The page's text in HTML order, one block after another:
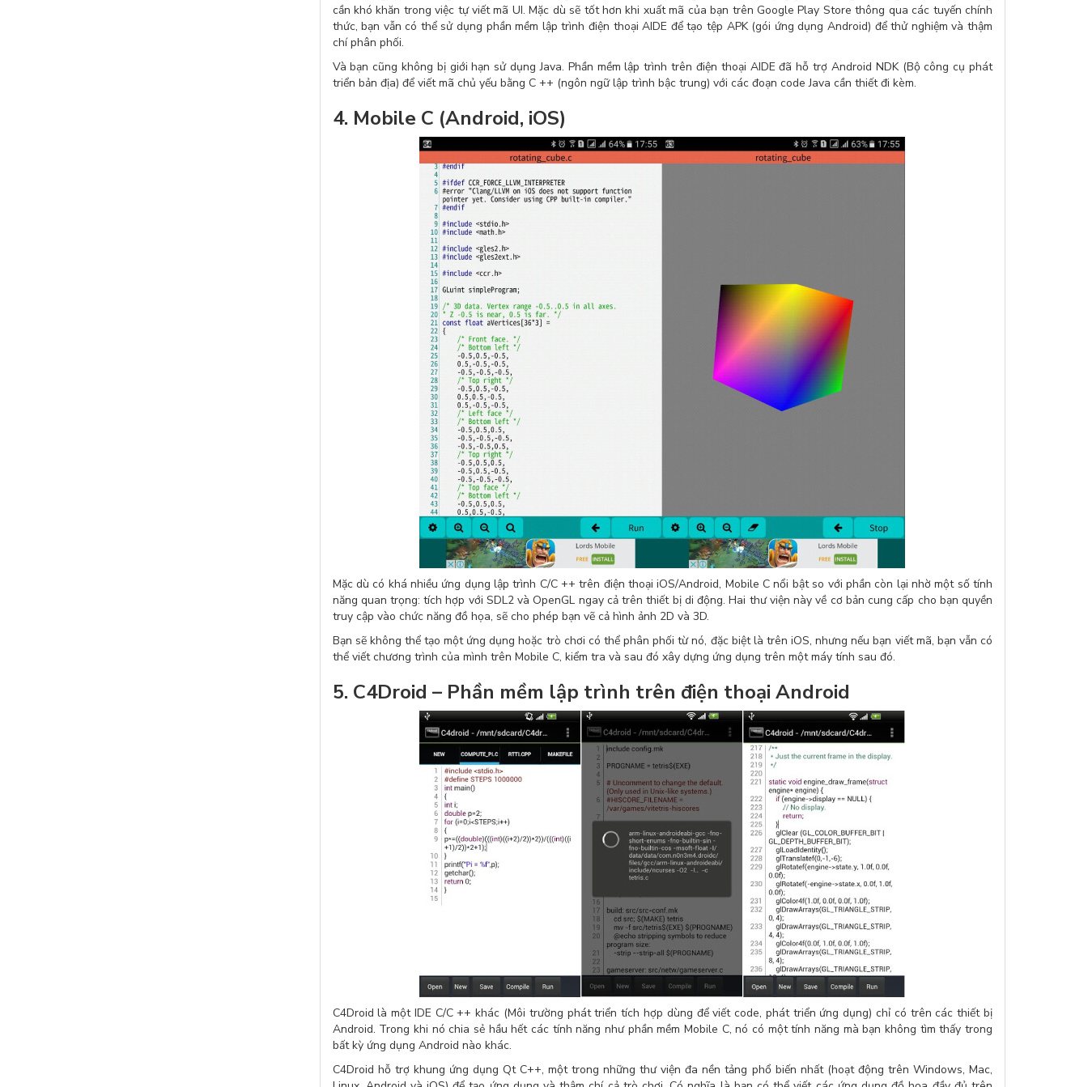
cần khó khăn trong việc tự viết mã UI. Mặc dù sẽ tốt hơn khi xuất mã của bạn trên Google Play Store thông qua các tuyến chính
thức, bạn vẫn có thể sử dụng phần mềm lập trình điện thoại AIDE để tạo tệp APK (gói ứng dụng Android) để thử nghiệm và thậm
chí phân phối.
Và bạn cũng không bị giới hạn sử dụng Java. Phần mềm lập trình trên điện thoại AIDE đã hỗ trợ Android NDK (Bộ công cụ phát
triển bản địa) để viết mã chủ yếu bằng C ++ (ngôn ngữ lập trình bậc trung) với các đoạn code Java cần thiết đi kèm.
4. Mobile C (Android, iOS)
Mặc dù có khá nhiều ứng dụng lập trình C/C ++ trên điện thoại iOS/Android, Mobile C nổi bật so với phần còn lại nhờ một số tính
năng quan trọng: tích hợp với SDL2 và OpenGL ngay cả trên thiết bị di động. Hai thư viện này về cơ bản cung cấp cho bạn quyền
truy cập vào chức năng đồ họa, sẽ cho phép bạn vẽ cả hình ảnh 2D và 3D.
Bạn sẽ không thể tạo một ứng dụng hoặc trò chơi có thể phân phối từ nó, đặc biệt là trên iOS, nhưng nếu bạn viết mã, bạn vẫn có
thể viết chương trình của mình trên Mobile C, kiểm tra và sau đó xây dựng ứng dụng trên một máy tính sau đó.
5. C4Droid – Phần mềm lập trình trên điện thoại Android
C4Droid là một IDE C/C ++ khác (Môi trường phát triển tích hợp dùng để viết code, phát triển ứng dụng) chỉ có trên các thiết bị
Android. Trong khi nó chia sẻ hầu hết các tính năng như phần mềm Mobile C, nó có một tính năng mà bạn không tìm thấy trong
bất kỳ ứng dụng Android nào khác.
C4Droid hỗ trợ khung ứng dụng Qt C++, một trong những thư viện đa nền tảng phổ biến nhất (hoạt động trên Windows, Mac,